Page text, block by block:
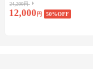
24,200円
12,000 円 50%OFF